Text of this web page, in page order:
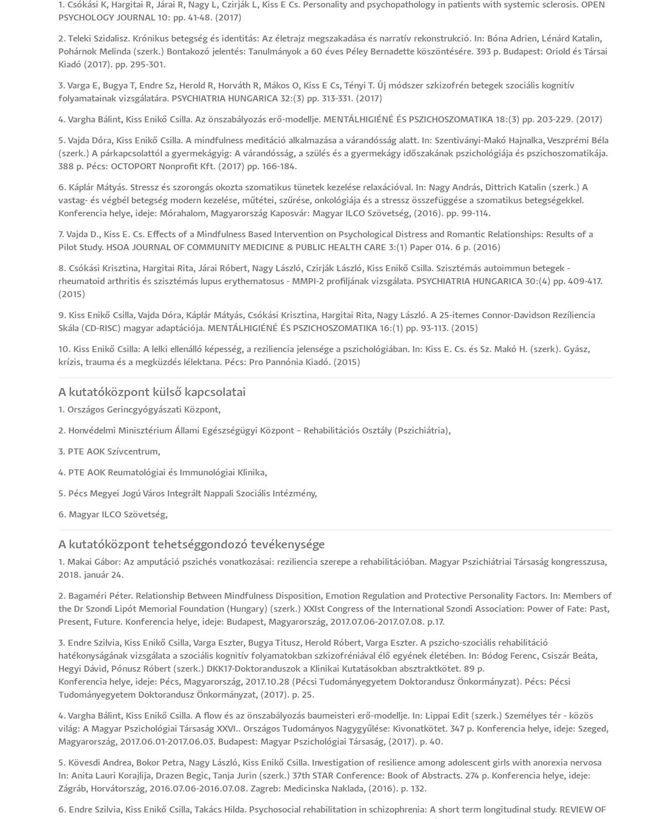
1. Csókási K, Hargitai R, Járai R, Nagy L, Czirják L, Kiss E Cs. Personality and psychopathology in patients with systemic sclerosis. OPEN
PSYCHOLOGY JOURNAL 10: pp. 41-48. (2017)
2. Teleki Szidalisz. Krónikus betegség és identitás: Az életrajz megszakadása és narratív rekonstrukció. In: Bóna Adrien, Lénárd Katalin,
Pohárnok Melinda (szerk.) Bontakozó jelentés: Tanulmányok a 60 éves Péley Bernadette köszöntésére. 393 p. Budapest: Oriold és Társai
Kiadó (2017). pp. 295-301.
3. Varga E, Bugya T, Endre Sz, Herold R, Horváth R, Mákos O, Kiss E Cs, Tényi T. Új módszer szkizofrén betegek szociális kognitív
folyamatainak vizsgálatára. PSYCHIATRIA HUNGARICA 32:(3) pp. 313-331. (2017)
4. Vargha Bálint, Kiss Enikő Csilla. Az önszabályozás erő-modellje. MENTÁLHIGIÉNÉ ÉS PSZICHOSZOMATIKA 18:(3) pp. 203-229. (2017)
5. Vajda Dóra, Kiss Enikő Csilla. A mindfulness meditáció alkalmazása a várandósság alatt. In: Szentiványi-Makó Hajnalka, Veszprémi Béla
(szerk.) A párkapcsolattól a gyermekágyig: A várandósság, a szülés és a gyermekágy időszakának pszichológiája és pszichoszomatikája.
388 p. Pécs: OCTOPORT Nonprofit Kft. (2017) pp. 166-184.
6. Káplár Mátyás. Stressz és szorongás okozta szomatikus tünetek kezelése relaxációval. In: Nagy András, Dittrich Katalin (szerk.) A
vastag- és végbél betegség modern kezelése, műtétei, szűrése, onkológiája és a stressz összefüggése a szomatikus betegségekkel.
Konferencia helye, ideje: Mórahalom, Magyarország Kaposvár: Magyar ILCO Szövetség, (2016). pp. 99-114.
7. Vajda D., Kiss E. Cs. Effects of a Mindfulness Based Intervention on Psychological Distress and Romantic Relationships: Results of a
Pilot Study. HSOA JOURNAL OF COMMUNITY MEDICINE & PUBLIC HEALTH CARE 3:(1) Paper 014. 6 p. (2016)
8. Csókási Krisztina, Hargitai Rita, Járai Róbert, Nagy László, Czirják László, Kiss Enikő Csilla. Szisztémás autoimmun betegek -
rheumatoid arthritis és szisztémás lupus erythematosus - MMPI-2 profiljának vizsgálata. PSYCHIATRIA HUNGARICA 30:(4) pp. 409-417.
(2015)
9. Kiss Enikő Csilla, Vajda Dóra, Káplár Mátyás, Csókási Krisztina, Hargitai Rita, Nagy László. A 25-itemes Connor-Davidson Rezíliencia
Skála (CD-RISC) magyar adaptációja. MENTÁLHIGIÉNÉ ÉS PSZICHOSZOMATIKA 16:(1) pp. 93-113. (2015)
10. Kiss Enikő Csilla: A lelki ellenálló képesség, a reziliencia jelensége a pszichológiában. In: Kiss E. Cs. és Sz. Makó H. (szerk). Gyász,
krízis, trauma és a megküzdés lélektana. Pécs: Pro Pannónia Kiadó. (2015)
A kutatóközpont külső kapcsolatai
1. Országos Gerincgyógyászati Központ,
2. Honvédelmi Minisztérium Állami Egészségügyi Központ – Rehabilitációs Osztály (Pszichiátria),
3. PTE AOK Szívcentrum,
4. PTE AOK Reumatológiai és Immunológiai Klinika,
5. Pécs Megyei Jogú Város Integrált Nappali Szociális Intézmény,
6. Magyar ILCO Szövetség,
A kutatóközpont tehetséggondozó tevékenysége
1. Makai Gábor: Az amputáció pszichés vonatkozásai: reziliencia szerepe a rehabilitációban. Magyar Pszichiátriai Társaság kongresszusa,
2018. január 24.
2. Bagaméri Péter. Relationship Between Mindfulness Disposition, Emotion Regulation and Protective Personality Factors. In: Members of
the Dr Szondi Lipót Memorial Foundation (Hungary) (szerk.) XXIst Congress of the International Szondi Association: Power of Fate: Past,
Present, Future. Konferencia helye, ideje: Budapest, Magyarország, 2017.07.06-2017.07.08. p.17.
3. Endre Szilvia, Kiss Enikő Csilla, Varga Eszter, Bugya Titusz, Herold Róbert, Varga Eszter. A pszicho-szociális rehabilitáció
hatékonyságának vizsgálata a szociális kognitív folyamatokban szkizofréniával élő egyének életében. In: Bódog Ferenc, Csiszár Beáta,
Hegyi Dávid, Pónusz Róbert (szerk.) DKK17-Doktoranduszok a Klinikai Kutatásokban absztraktkötet. 89 p.
Konferencia helye, ideje: Pécs, Magyarország, 2017.10.28 (Pécsi Tudományegyetem Doktorandusz Önkormányzat). Pécs: Pécsi
Tudományegyetem Doktorandusz Önkormányzat, (2017). p. 25.
4. Vargha Bálint, Kiss Enikő Csilla. A flow és az önszabályozás baumeisteri erő-modellje. In: Lippai Edit (szerk.) Személyes tér - közös
világ: A Magyar Pszichológiai Társaság XXVI.. Országos Tudományos Nagygyűlése: Kivonatkötet. 347 p. Konferencia helye, ideje: Szeged,
Magyarország, 2017.06.01-2017.06.03. Budapest: Magyar Pszichológiai Társaság, (2017). p. 40.
5. Kövesdi Andrea, Bokor Petra, Nagy László, Kiss Enikő Csilla. Investigation of resilience among adolescent girls with anorexia nervosa
In: Anita Lauri Korajlija, Drazen Begic, Tanja Jurin (szerk.) 37th STAR Conference: Book of Abstracts. 274 p. Konferencia helye, ideje:
Zágráb, Horvátország, 2016.07.06-2016.07.08. Zagreb: Medicinska Naklada, (2016). p. 132.
6. Endre Szilvia, Kiss Enikő Csilla, Takács Hilda. Psychosocial rehabilitation in schizophrenia: A short term longitudinal study. REVIEW OF